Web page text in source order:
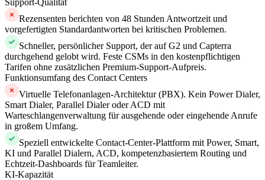
Rezensenten berichten von 48 Stunden Antwortzeit und
vorgefertigten Standardantworten bei kritischen Problemen.
Schneller, persönlicher Support, der auf G2 und Capterra
durchgehend gelobt wird. Feste CSMs in den kostenpflichtigen
Tarifen ohne zusätzlichen Premium-Support-Aufpreis.
Funktionsumfang des Contact Centers
Virtuelle Telefonanlagen-Architektur (PBX). Kein Power Dialer,
Smart Dialer, Parallel Dialer oder ACD mit
Warteschlangenverwaltung für ausgehende oder eingehende Anrufe
in großem Umfang.
Speziell entwickelte Contact-Center-Plattform mit Power, Smart,
KI und Parallel Dialern, ACD, kompetenzbasiertem Routing und
Echtzeit-Dashboards für Teamleiter.
KI-Kapazität